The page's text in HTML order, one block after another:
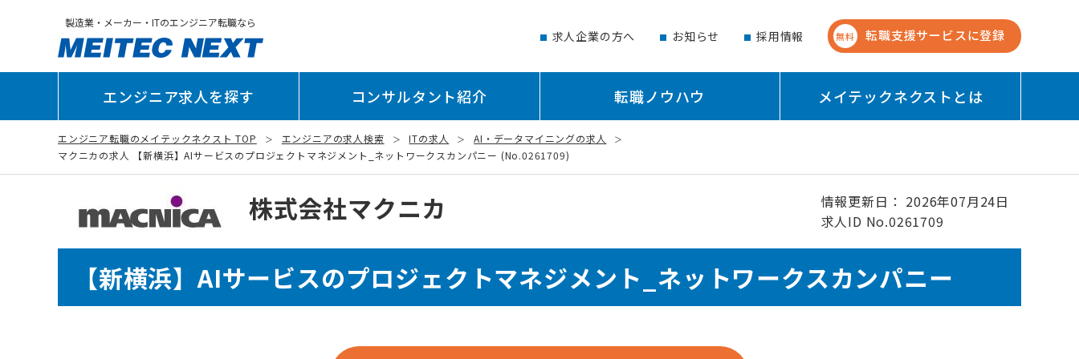
製造業・メーカー・ITのエンジニア転職なら
求人企業の方へ お知らせ 採用情報 無料 転職支援サービスに登録
エンジニア求人を探す コンサルタント紹介 転職ノウハウ メイテックネクストとは
エンジニア転職のメイテックネクスト TOP エンジニアの求人検索 ITの求人
AI・データマイニングの求人
マクニカの求人 【新横浜】AIサービスのプロジェクトマネジメント_ネットワークスカンパニー (No.0261709)
株式会社マクニカ
情報更新日： 2026年07月24日
求人ID No.0261709
【新横浜】AIサービスのプロジェクトマネジメント_ネットワークスカンパニー